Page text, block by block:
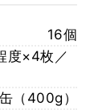
16個
度×4枚／
（400g）